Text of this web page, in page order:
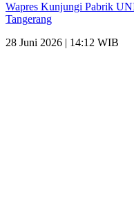
Wapres Kunjungi Pabrik
Tangerang
28 Juni 2026 | 14:12 WIB